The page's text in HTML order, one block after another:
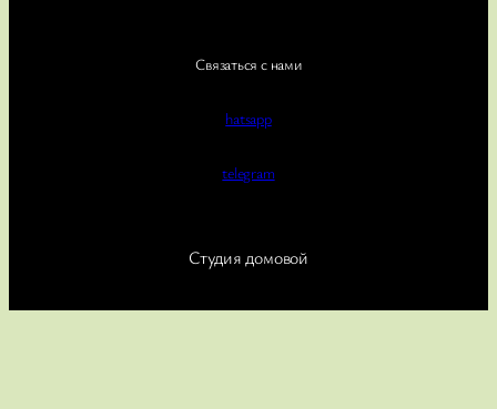
Связаться с нами
hatsapp
telegram
Студия домовой